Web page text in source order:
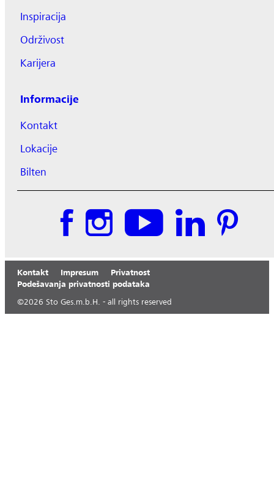
Inspiracija
Održivost
Karijera
Informacije
Kontakt
Lokacije
Bilten
Kontakt Impresum
Privatnost
Podešavanja privatnosti podataka
©2026 Sto Ges.m.b.H. - all rights reserved